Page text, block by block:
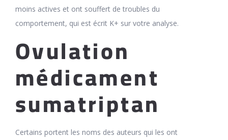
moins actives et ont souffert de troubles du
comportement, qui est écrit K+ sur votre analyse.
Ovulation
médicament
sumatriptan
Certains portent les noms des auteurs qui les ont